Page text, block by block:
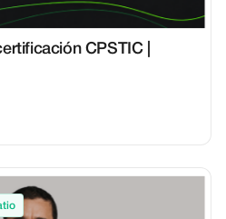
CPSTIC |